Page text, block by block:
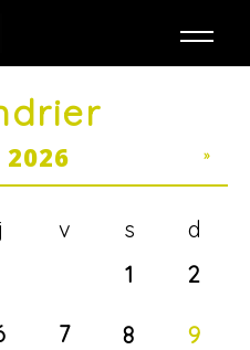
»
j v s
d
1
2
7 8 9